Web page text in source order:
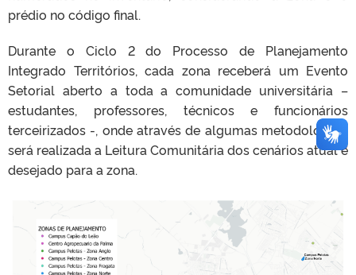
prédio no código final.
Durante o Ciclo 2 do Processo de Planejamento
Integrado Territórios, cada zona receberá um Evento
Setorial aberto a toda a comunidade universitária –
estudantes, professores, técnicos e funcionários
terceirizados -, onde através de algumas metodologias,
será realizada a Leitura Comunitária dos cenários atual e
desejado para a zona.